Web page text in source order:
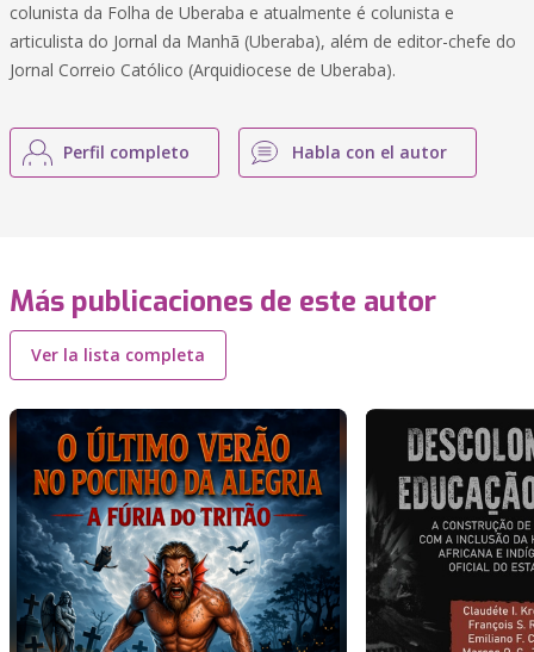
colunista da Folha de Uberaba e atualmente é colunista e
articulista do Jornal da Manhã (Uberaba), além de editor-chefe do
Jornal Correio Católico (Arquidiocese de Uberaba).
Perfil completo Habla con el autor
Más publicaciones de este autor
Ver la lista completa